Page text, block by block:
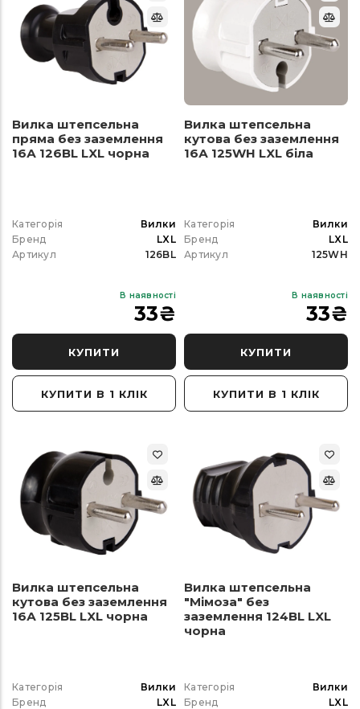
Вилка штепсельна
пряма без заземлення
16А 126BL LXL чорна
Категорія
Вилки
Бренд
LXL
Артикул
126BL
В наявності
33₴
КУПИТИ
КУПИТИ В 1 КЛІК
Вилка штепсельна
кутова без заземлення
16А 125WH LXL біла
Категорія
Вилки
Бренд
LXL
Артикул
125WH
В наявності
33₴
КУПИТИ
КУПИТИ В 1 КЛІК
Вилка штепсельна
кутова без заземлення
16А 125BL LXL чорна
Категорія
Вилки
Бренд
LXL
Вилка штепсельна
"Мімоза" без
заземлення 124BL LXL
чорна
Категорія
Вилки
Бренд
LXL